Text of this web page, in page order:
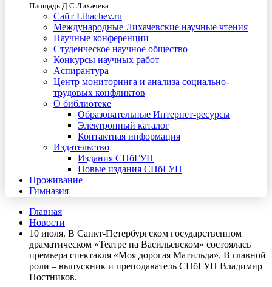
Площадь Д.С.Лихачева
Сайт Lihachev.ru
Международные Лихачевские научные чтения
Научные конференции
Студенческое научное общество
Конкурсы научных работ
Аспирантура
Центр мониторинга и анализа социально-
трудовых конфликтов
О библиотеке
Образовательные Интернет-ресурсы
Электронный каталог
Контактная информация
Издательство
Издания СПбГУП
Новые издания СПбГУП
Проживание
Гимназия
Главная
Новости
10 июля. В Санкт-Петербургском государственном
драматическом «Театре на Васильевском» состоялась
премьера спектакля «Моя дорогая Матильда». В главной
роли – выпускник и преподаватель СПбГУП Владимир
Постников.